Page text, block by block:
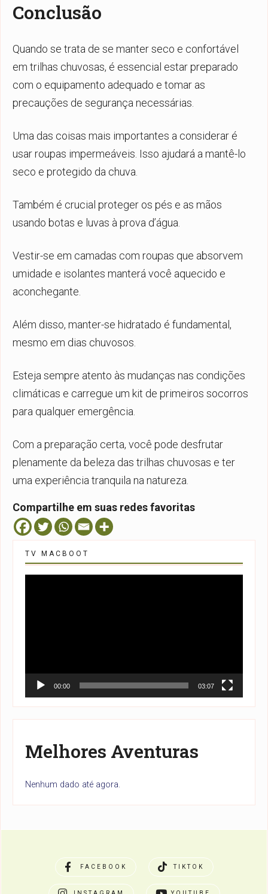
Conclusão
Quando se trata de se manter seco e confortável
em trilhas chuvosas, é essencial estar preparado
com o equipamento adequado e tomar as
precauções de segurança necessárias.
Uma das coisas mais importantes a considerar é
usar roupas impermeáveis. Isso ajudará a mantê-lo
seco e protegido da chuva.
Também é crucial proteger os pés e as mãos
usando botas e luvas à prova d’água.
Vestir-se em camadas com roupas que absorvem
umidade e isolantes manterá você aquecido e
aconchegante.
Além disso, manter-se hidratado é fundamental,
mesmo em dias chuvosos.
Esteja sempre atento às mudanças nas condições
climáticas e carregue um kit de primeiros socorros
para qualquer emergência.
Com a preparação certa, você pode desfrutar
plenamente da beleza das trilhas chuvosas e ter
uma experiência tranquila na natureza.
Compartilhe em suas redes favoritas
TV MACBOOT
00:00 03:07
Melhores Aventuras
Nenhum dado até agora.
FACEBOOK TIKTOK